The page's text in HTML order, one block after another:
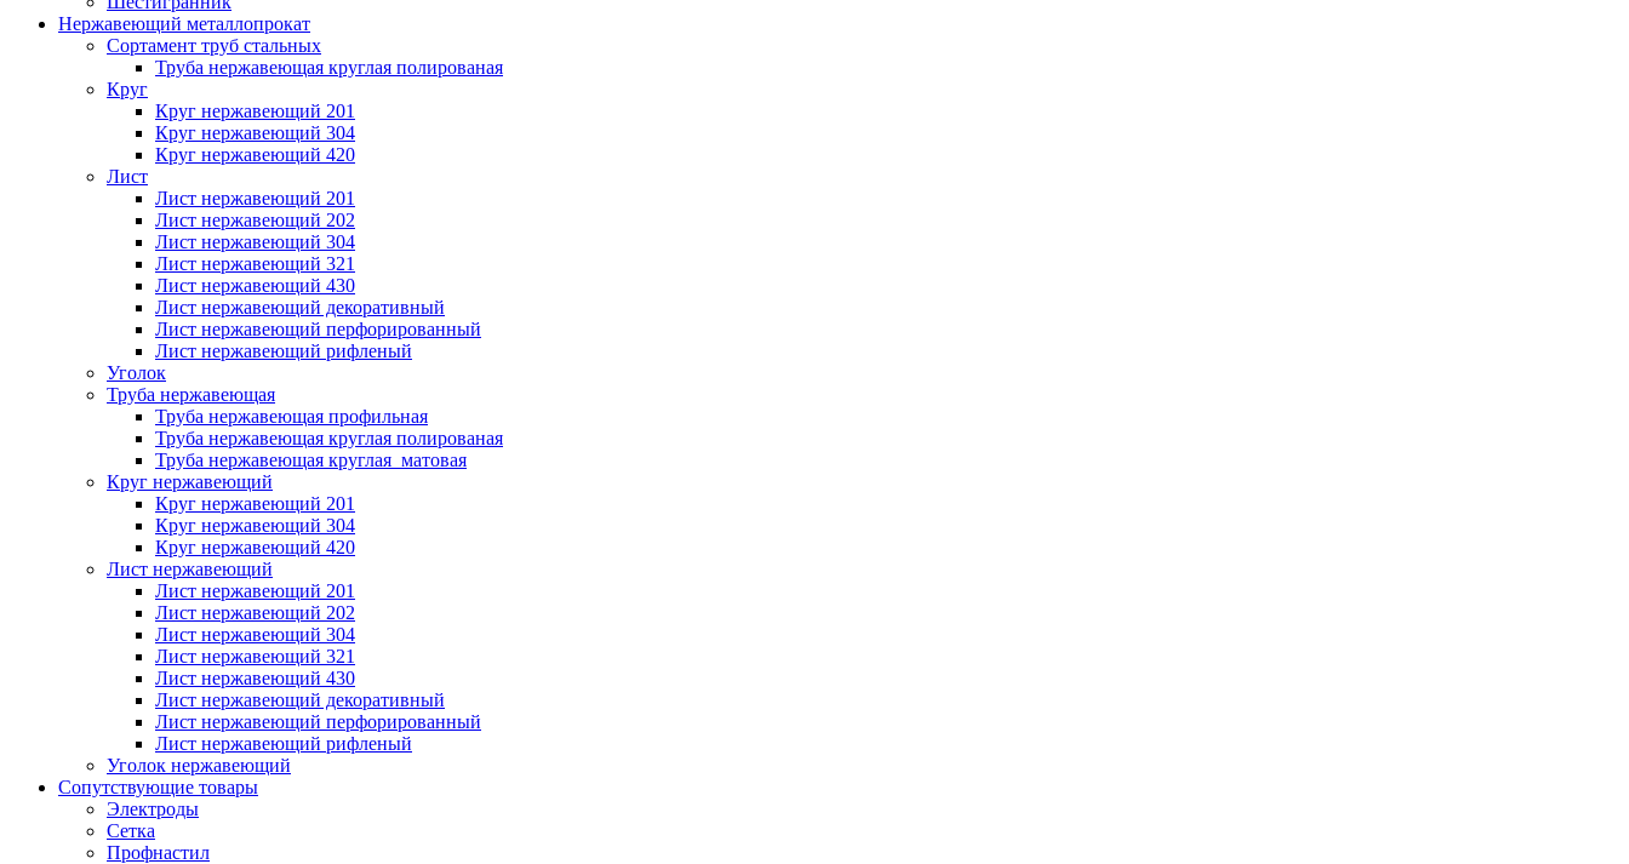
Нержавеющий металлопрокат
Сортамент труб стальных
Труба нержавеющая круглая полированая
Круг
Круг нержавеющий 201
Круг нержавеющий 304
Круг нержавеющий 420
Лист
Лист нержавеющий 201
Лист нержавеющий 202
Лист нержавеющий 304
Лист нержавеющий 321
Лист нержавеющий 430
Лист нержавеющий декоративный
Лист нержавеющий перфорированный
Лист нержавеющий рифленый
Уголок
Труба нержавеющая
Труба нержавеющая профильная
Труба нержавеющая круглая полированая
Труба нержавеющая круглая матовая
Круг нержавеющий
Круг нержавеющий 201
Круг нержавеющий 304
Круг нержавеющий 420
Лист нержавеющий
Лист нержавеющий 201
Лист нержавеющий 202
Лист нержавеющий 304
Лист нержавеющий 321
Лист нержавеющий 430
Лист нержавеющий декоративный
Лист нержавеющий перфорированный
Лист нержавеющий рифленый
Уголок нержавеющий
Cопутствующие товары
Электроды
Сетка
Профнастил